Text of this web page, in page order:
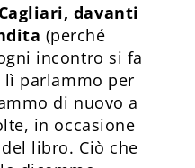
davanti
(perché
incontro si fa
lì parlammo per
di nuovo a
in occasione
libro. Ciò che